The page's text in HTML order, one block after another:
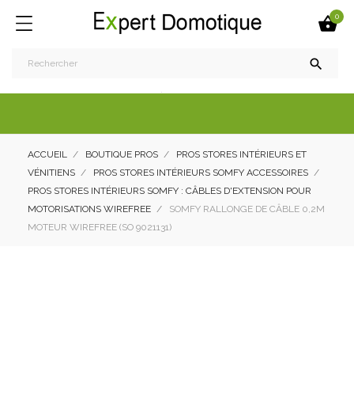
0

ACCUEIL BOUTIQUE PROS
PROS STORES INTÉRIEURS ET
VÉNITIENS
PROS STORES INTÉRIEURS SOMFY ACCESSOIRES
PROS STORES INTÉRIEURS SOMFY : CÂBLES D'EXTENSION POUR
MOTORISATIONS WIREFREE
SOMFY RALLONGE DE CÂBLE 0,2M
MOTEUR WIREFREE (SO 9021131)